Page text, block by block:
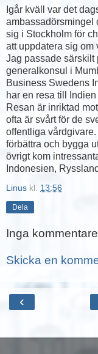
Igår kväll var det
ambassadörsmingel
sig i Stockholm för
att uppdatera sig om
Jag passade särskilt
generalkonsul i
Business Swedens
har en resa till
Resan är inriktad
ofta är svårt för de
offentliga
förbättra och bygga
övrigt kom
Indonesien,
Linus kl. 13:56
Dela
Inga
Skicka en
‹